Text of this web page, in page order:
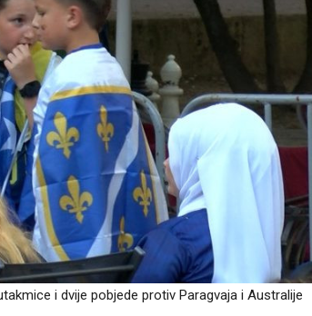
i dvije pobjede protiv Paragvaja i Australije